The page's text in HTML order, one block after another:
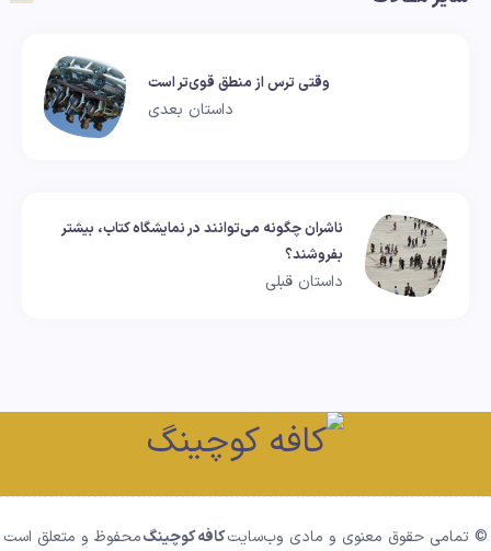
وقتی ترس از منطق قوی‌تر است
داستان بعدی
ناشران چگونه می‌توانند در نمایشگاه کتاب، بیشتر
بفروشند؟
داستان قبلی
© تمامی حقوق معنوی و مادی وب‌سایتکافه کوچینگمحفوظ و متعلق است